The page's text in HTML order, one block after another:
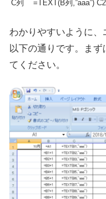
C列 =TEXT(B列,”aaa”)
わかりやすいように、
以下の通りです。ま
てください。